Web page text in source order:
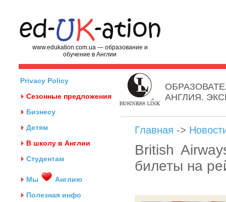
www.edukation.com.ua — образование и
обучение в Англии
Privacy Policy
Сезонные предложения
Бизнесу
Детям
В школу в Англии
Студентам
Мы
Англию
Полезная инфо
АНГЛИЯ.
Главная ->
British
билеты на